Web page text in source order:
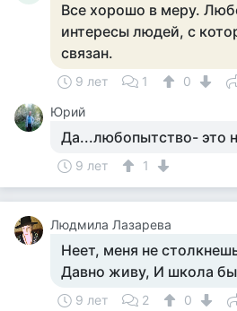
Все хорошо в меру.
интересы людей, с
связан.
9 лет 1
0
Юрий
Да...любопытство- это
9 лет 1
Людмила Лазарева
Неет, меня не
Давно живу, И школа
9 лет 2
0